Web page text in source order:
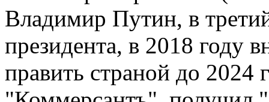
Владимир Путин, в
президента, в 2018 году
править страной до 2024